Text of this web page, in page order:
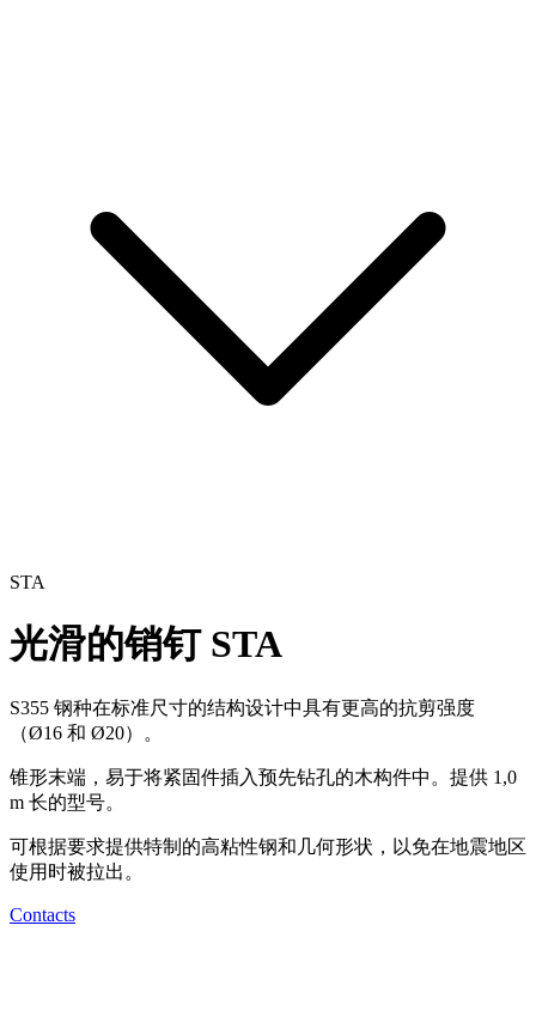
STA
光滑的销钉STA
S355 钢种在标准尺寸的结构设计中具有更高的抗剪强度
（Ø16 和 Ø20）。
锥形末端，易于将紧固件插入预先钻孔的木构件中。提供 1,0
m 长的型号。
可根据要求提供特制的高粘性钢和几何形状，以免在地震地区
使用时被拉出。
Contacts